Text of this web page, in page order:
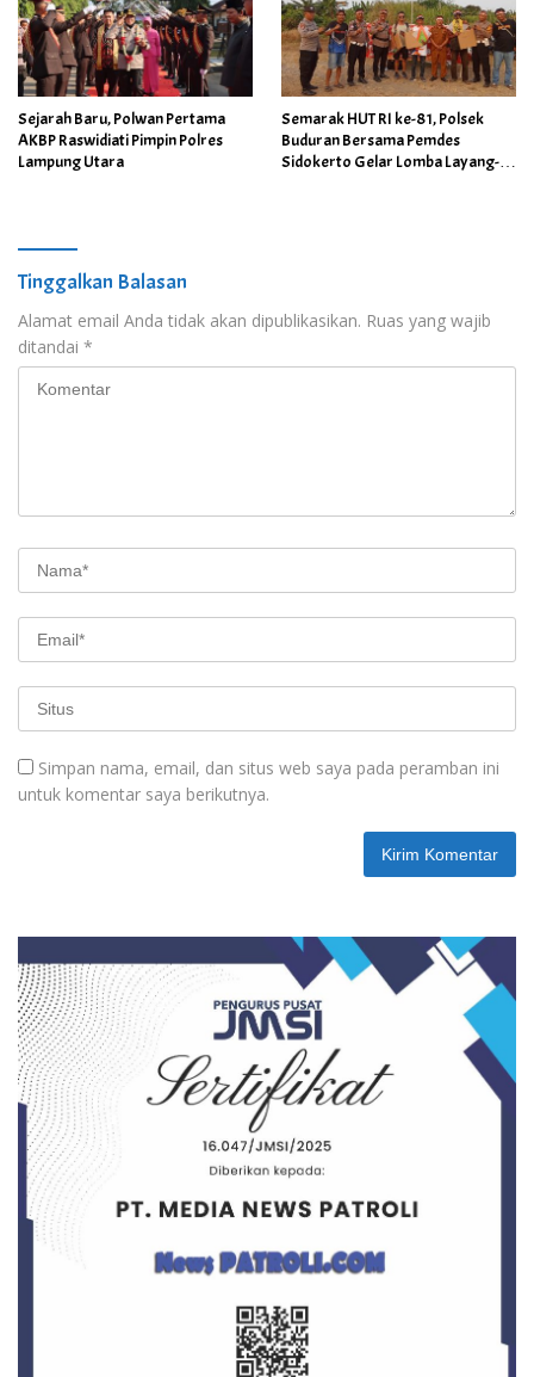
Sejarah Baru, Polwan Pertama
AKBP Raswidiati Pimpin Polres
Lampung Utara
Semarak HUT RI ke-81, Polsek
Buduran Bersama Pemdes
Sidokerto Gelar Lomba Layang-
Tinggalkan Balasan
Alamat email Anda tidak akan dipublikasikan. Ruas yang wajib
ditandai *
Simpan nama, email, dan situs web saya pada peramban ini
untuk komentar saya berikutnya.